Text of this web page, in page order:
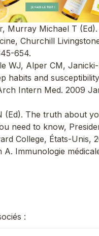
Murray Michael T
Churchill
654.
WJ, Alper CM,
habits and
Intern Med. 2009
(Ed). The truth about
need to know,
College, États-Unis,
A. Immunologie
: